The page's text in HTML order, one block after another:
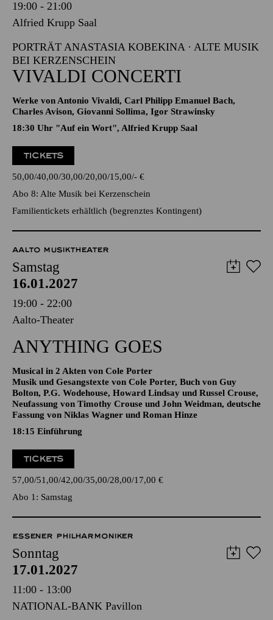
Samstag
16.01.2027
19:00 - 21:00
Alfried Krupp Saal
PORTRÄT ANASTASIA KOBEKINA · ALTE MUSIK
BEI KERZENSCHEIN
VIVALDI CONCERTI
Charles Avison, Giovanni Sollima, Igor Strawinsky
18:30 Uhr "Auf ein Wort", Alfried Krupp Saal
TICKETS
50,00 40,00 30,00 20,00 15,00 -€
Abo 8: Alte Musik bei Kerzenschein
Familienticketserhältlich (begrenztes Kontingent)
AALTO MUSIKTHEATER
Samstag
16.01.2027
19:00 - 22:00
ANYTHING GOES
Musical in 2 Akten von Cole Porter
Musik und Gesangstexte von Cole Porter, Buch von Guy
Bolton, P.G. Wodehouse, Howard Lindsay und Russel Crouse,
Fassung von Niklas Wagner und Roman Hinze
18:15 Einführung
TICKETS
57,00 51,00 42,00 35,00 28,00 17,00€
Abo 1: Samstag
ESSENER PHILHARMONIKER
Sonntag
17.01.2027